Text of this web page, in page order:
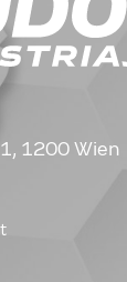
1200 Wien